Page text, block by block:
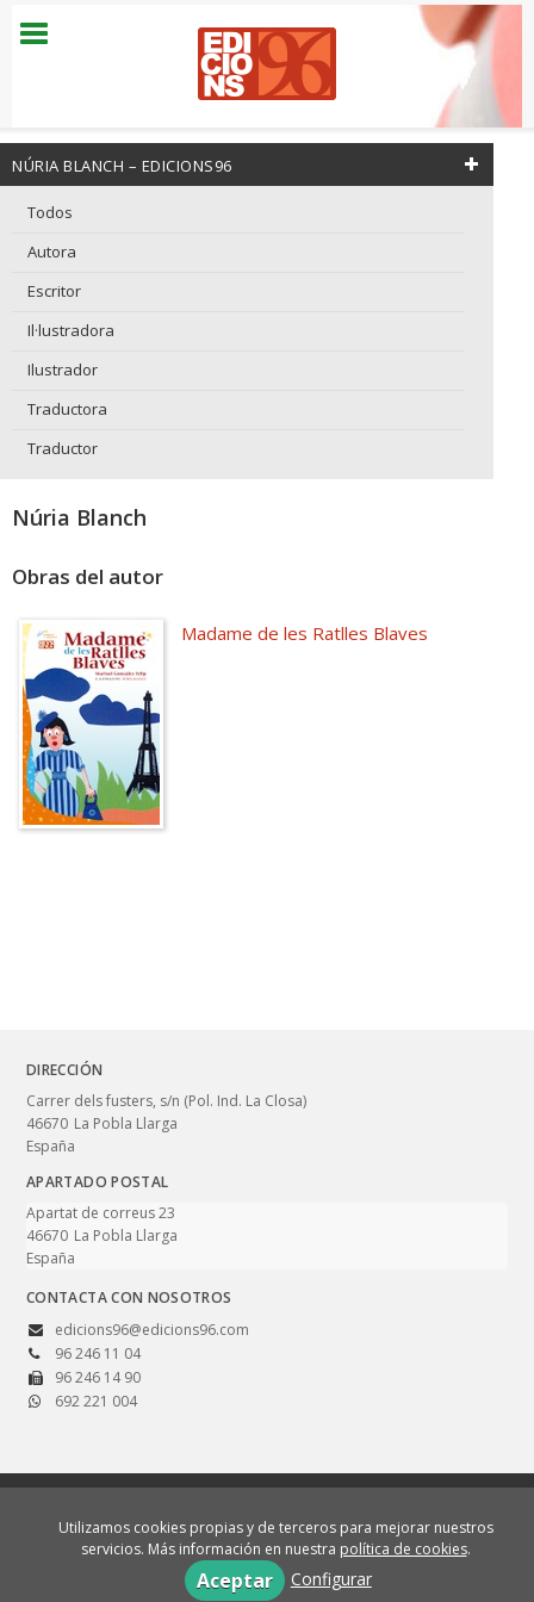
NÚRIA BLANCH – EDICIONS96
Todos
Autora
Escritor
Il·lustradora
Ilustrador
Traductora
Traductor
Núria Blanch
Obras del autor
Madame de les Ratlles Blaves
DIRECCIÓN
Carrer dels fusters, s/n (Pol. Ind. La Closa)
46670 La Pobla Llarga
España
APARTADO POSTAL
Apartat de correus 23
46670 La Pobla Llarga
España
CONTACTA CON NOSOTROS
edicions96@edicions96.com
96 246 11 04
96 246 14 90
692 221 004
drets reservats.
Aviso legal
Política de cookies Política de privacidad
Utilizamos cookies propias y de terceros para mejorar nuestros
servicios. Más información en nuestra política de cookies.
Aceptar Configurar